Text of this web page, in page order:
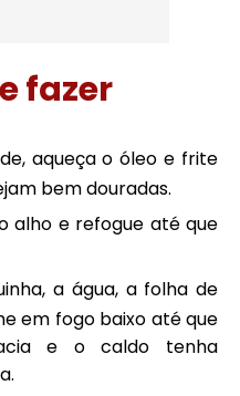
fazer
aqueça o óleo e frite
bem douradas.
alho e refogue até que
a água, a folha de
em fogo baixo até que
e o caldo tenha